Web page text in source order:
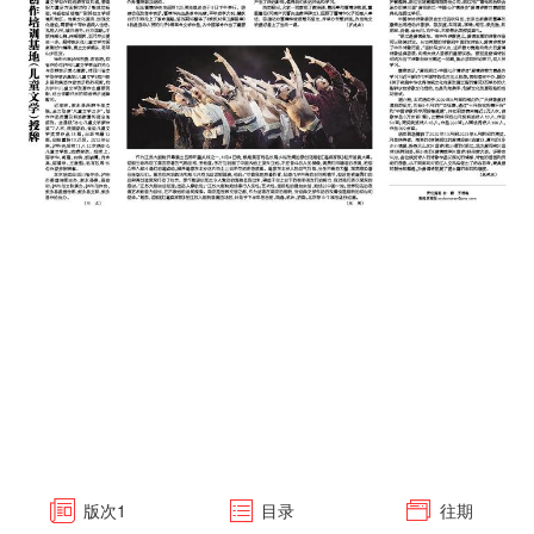
版次1 目录 往期